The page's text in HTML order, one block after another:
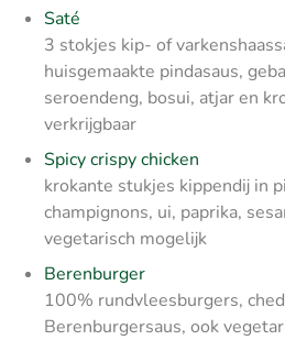
Saté
3 stokjes kip- of
huisgemaakte pindasaus,
seroendeng, bosui, atjar en
verkrijgbaar
Spicy crispy chicken
krokante stukjes kippendij in
champignons, ui, paprika,
vegetarisch mogelijk
Berenburger
100% rundvleesburgers,
Berenburgersaus, ook